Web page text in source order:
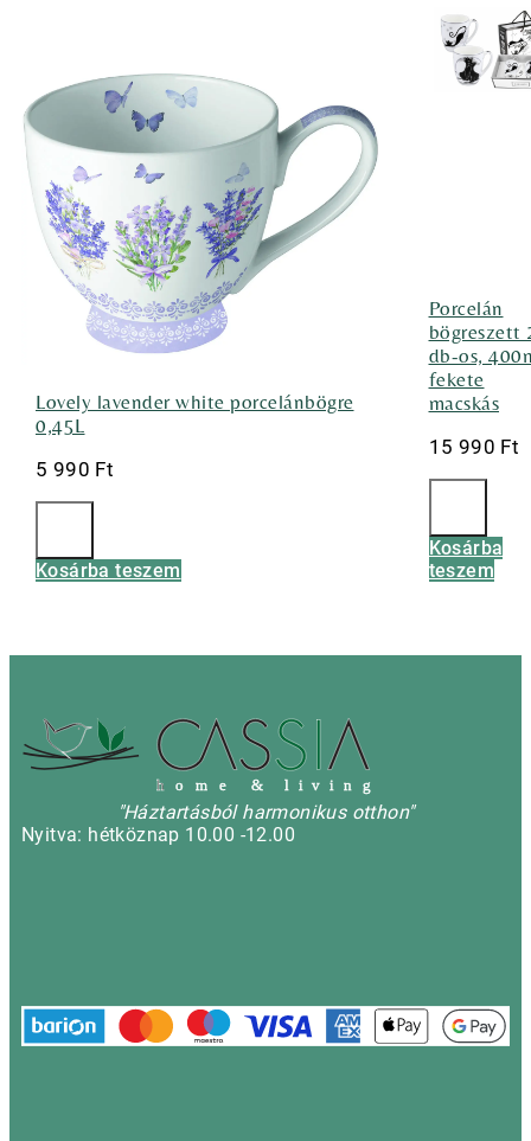
Lovely lavender white porcelánbögre
0,45L
5 990 Ft
Kosárba teszem
Porcelán
bögreszett
db-os,
fekete
macskás
15 990 Ft
Kosárba
teszem
h o m e & l i v i n g
"Háztartásból harmonikus otthon"
Nyitva: hétköznap 10.00 -12.00